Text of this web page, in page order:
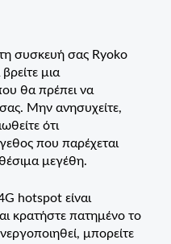
τη συσκευή σας Ryoko
μια
θα πρέπει να
Μην ανησυχείτε,
ότι
που παρέχεται
μεγέθη.
hotspot είναι
κρατήστε πατημένο το
μπορείτε